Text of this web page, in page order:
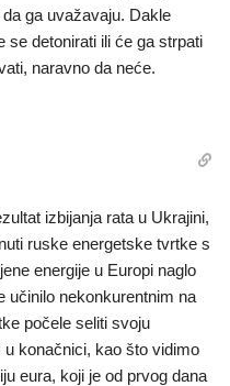
ga uvažavaju. Dakle
se detonirati ili će ga strpati
naravno da neće.
izbijanja rata u Ukrajini,
ruske energetske tvrtke s
energije u Europi naglo
učinilo nekonkurentnim na
počele seliti svoju
konačnici, kao što vidimo
eura, koji je od prvog dana